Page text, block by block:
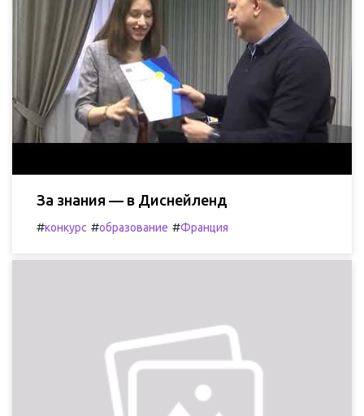
За знания — в Диснейленд
#конкурс #образование #Франция